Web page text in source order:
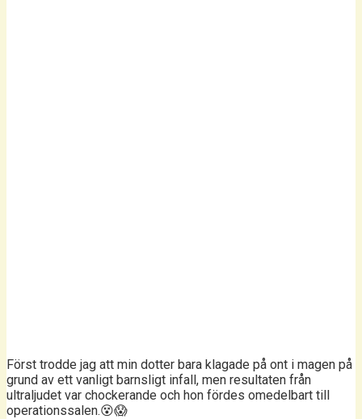
Först trodde jag att min dotter bara klagade på ont i magen på
grund av ett vanligt barnsligt infall, men resultaten från
ultraljudet var chockerande och hon fördes omedelbart till
operationssalen.😵😱